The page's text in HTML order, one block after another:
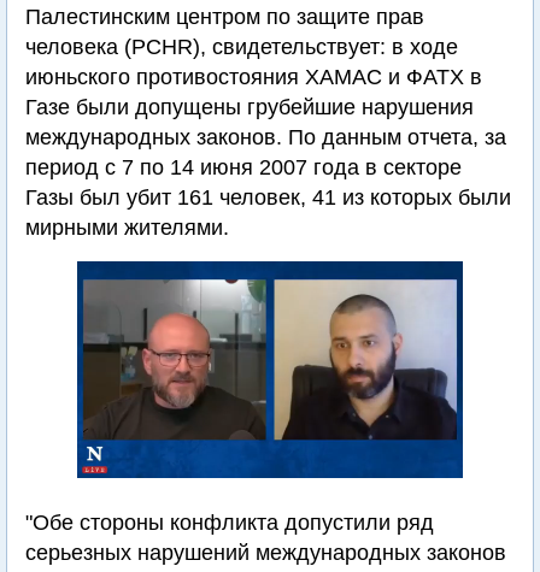
Палестинским центром по защите прав
человека (PCHR), свидетельствует: в ходе
июньского противостояния ХАМАС и ФАТХ в
Газе были допущены грубейшие нарушения
международных законов. По данным отчета, за
период с 7 по 14 июня 2007 года в секторе
Газы был убит 161 человек, 41 из которых были
мирными жителями.
"Обе стороны конфликта допустили ряд
серьезных нарушений международных законов